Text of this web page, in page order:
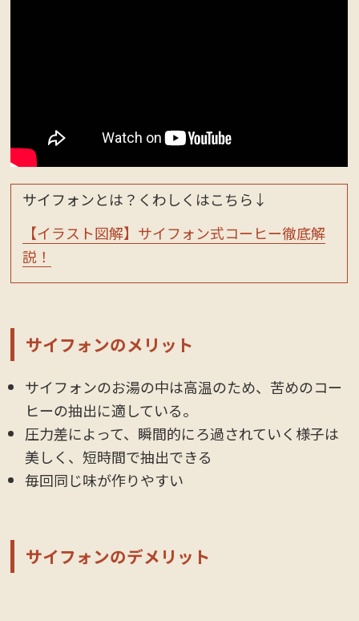
サイフォンとは？くわしくはこちら↓
【イラスト図解】サイフォン式コーヒー徹底解
説！
サイフォンのメリット
サイフォンのお湯の中は高温のため、苦めのコー
ヒーの抽出に適している。
圧力差によって、瞬間的にろ過されていく様子は
美しく、短時間で抽出できる
毎回同じ味が作りやすい
サイフォンのデメリット